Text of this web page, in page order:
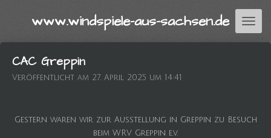
Hauptinhaltwww.windspiele-aus-sachsen.de
CAC Greppin
Veröffentlicht am 27. April 2025 um 14:41
Gestern waren wir zur Ausstellung in Greppin zu Besuch
beim WRV Greppin e.v.